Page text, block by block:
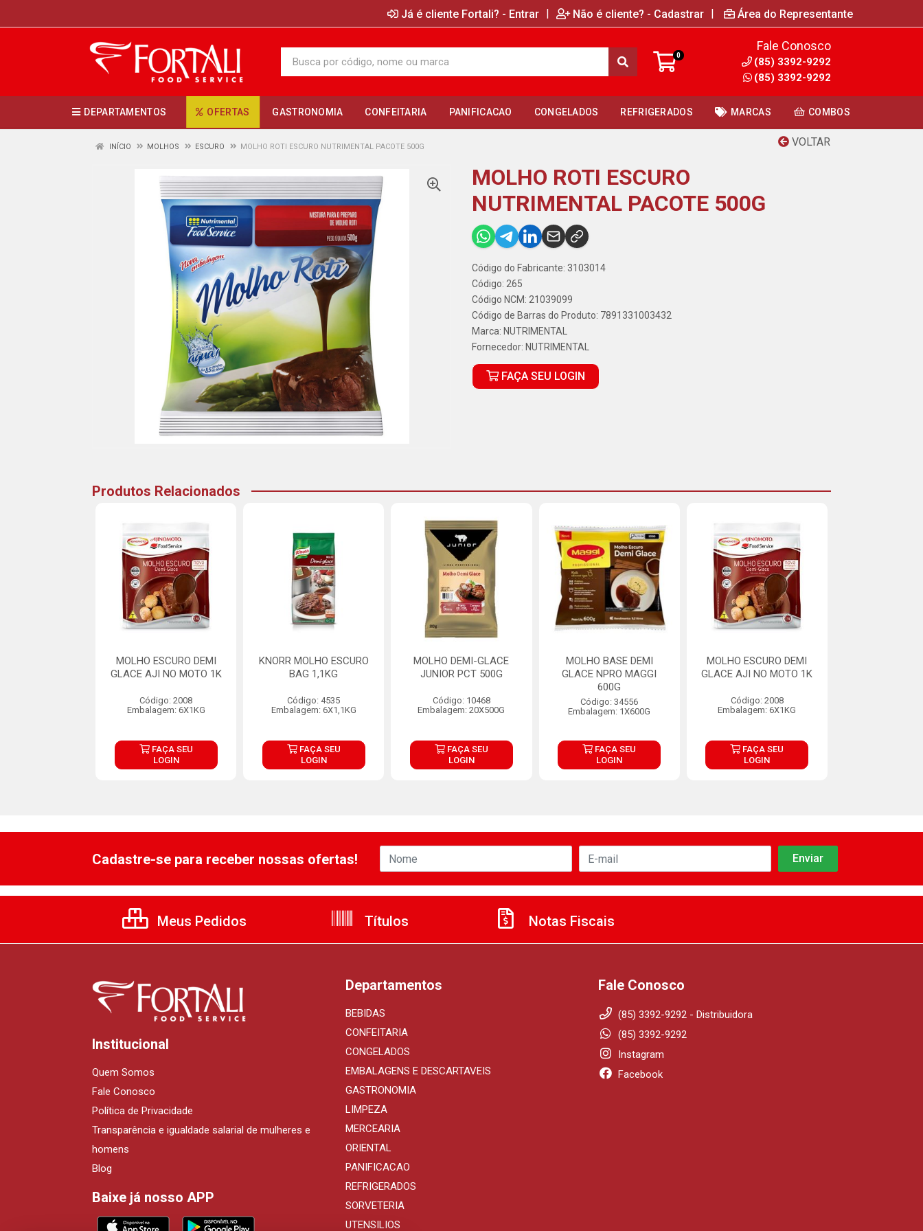
Já é cliente Fortali? - Entrar | Não é cliente? - Cadastrar | Área do Representante
0
Fale Conosco
(85) 3392-9292
(85) 3392-9292
DEPARTAMENTOS OFERTAS GASTRONOMIA CONFEITARIA PANIFICACAO CONGELADOS REFRIGERADOS MARCAS COMBOS
VOLTAR
INÍCIO MOLHOS ESCURO MOLHO ROTI ESCURO NUTRIMENTAL PACOTE 500G
MOLHO ROTI ESCURO
NUTRIMENTAL PACOTE 500G
Código do Fabricante: 3103014
Código: 265
Código NCM: 21039099
Código de Barras do Produto: 7891331003432
Marca: NUTRIMENTAL
Fornecedor: NUTRIMENTAL
FAÇA SEU LOGIN
Produtos Relacionados
MOLHO ESCURO DEMI
GLACE AJI NO MOTO 1K
Código: 2008
Embalagem: 6X1KG
FAÇA SEU
LOGIN
KNORR MOLHO ESCURO
BAG 1,1KG
Código: 4535
Embalagem: 6X1,1KG
FAÇA SEU
LOGIN
MOLHO DEMI-GLACE
JUNIOR PCT 500G
Código: 10468
Embalagem: 20X500G
FAÇA SEU
LOGIN
MOLHO BASE DEMI
GLACE NPRO MAGGI
600G
Código: 34556
Embalagem: 1X600G
FAÇA SEU
LOGIN
MOLHO ESCURO DEMI
GLACE AJI NO MOTO 1K
Código: 2008
Embalagem: 6X1KG
FAÇA SEU
LOGIN
Cadastre-se para receber nossas ofertas!
Meus Pedidos Títulos Notas Fiscais
Institucional
Quem Somos
Fale Conosco
Política de Privacidade
Transparência e igualdade salarial de mulheres e
homens
Blog
Baixe já nosso APP
Departamentos
BEBIDAS
CONFEITARIA
CONGELADOS
EMBALAGENS E DESCARTAVEIS
GASTRONOMIA
LIMPEZA
MERCEARIA
ORIENTAL
PANIFICACAO
REFRIGERADOS
SORVETERIA
UTENSILIOS
Fale Conosco
(85) 3392-9292 - Distribuidora
(85) 3392-9292
Instagram
Facebook